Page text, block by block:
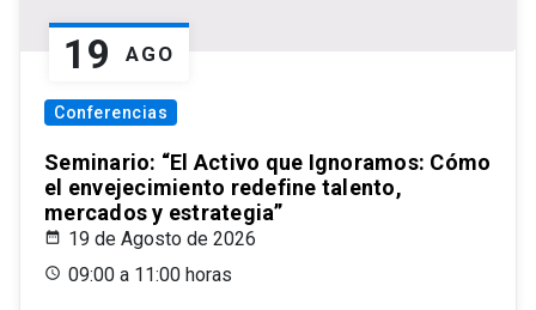
19 AGO
Conferencias
Seminario: “El Activo que Ignoramos: Cómo
el envejecimiento redefine talento,
mercados y estrategia”
19 de Agosto de 2026
09:00 a 11:00 horas